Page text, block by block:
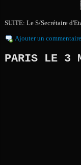
SUITE: Le S/Secrétaire
Ajouter un commentaire
PARIS LE 3